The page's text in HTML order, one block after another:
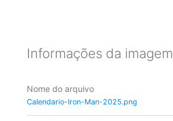
Informações da imagem
Nome do arquivo
Calendario-Iron-Man-2025.png